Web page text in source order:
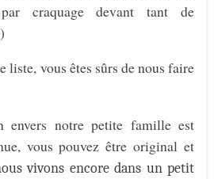
craquage devant tant de
liste, vous êtes sûrs de nous faire
envers notre petite famille est
vous pouvez être original et
vivons encore dans un petit